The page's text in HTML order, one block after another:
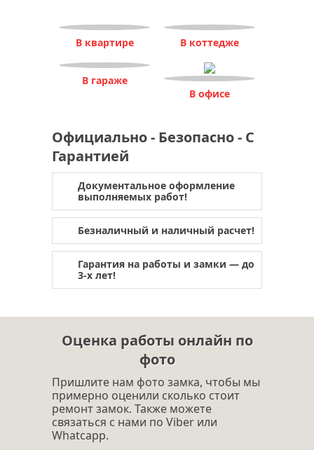
В квартире В коттедже
В гараже
В офисе
Официально - Безопасно - С
Гарантией
Документальное оформление
выполняемых работ!
Безналичный и наличный расчет!
Гарантия на работы и замки — до
3-х лет!
Оценка работы онлайн по
фото
Пришлите нам фото замка, чтобы мы
примерно оценили сколько стоит
ремонт замок. Также можете
связаться с нами по Viber или
Whatcapp.